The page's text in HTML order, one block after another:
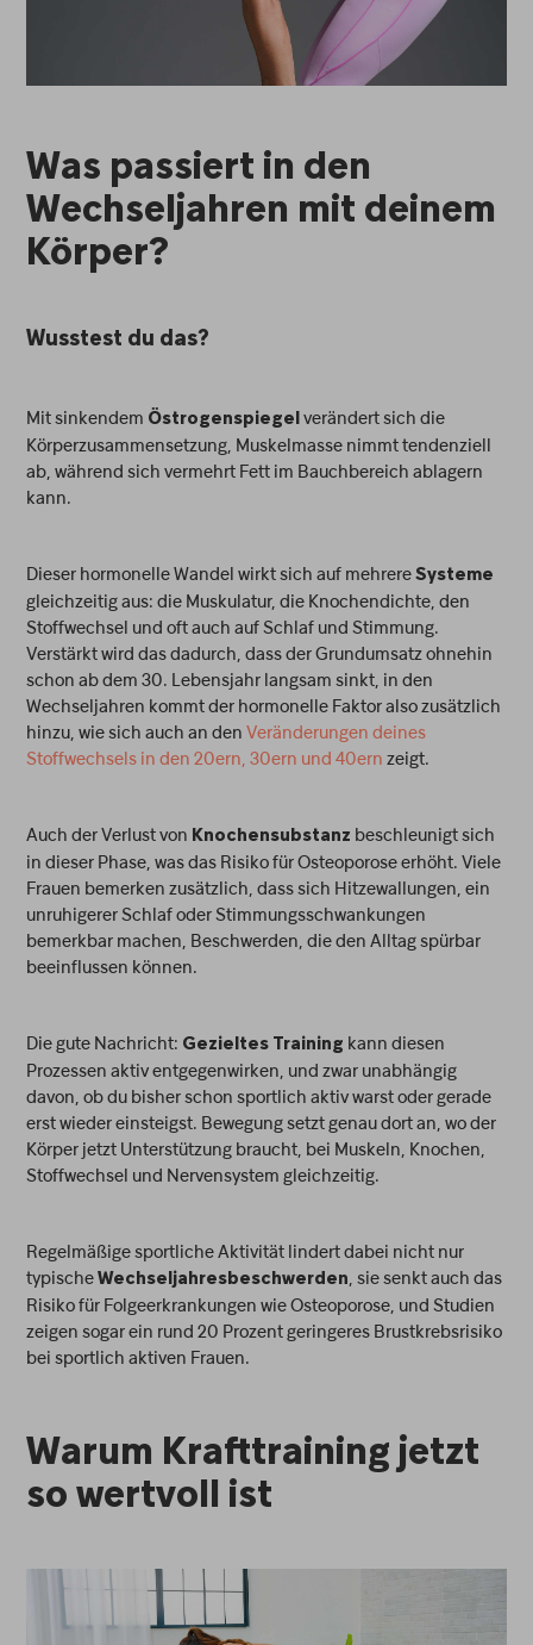
Was passiert in den
Wechseljahren mit deinem
Körper?
Wusstest du das?
Mit sinkendem Östrogenspiegel verändert sich die
Körperzusammensetzung, Muskelmasse nimmt tendenziell
ab, während sich vermehrt Fett im Bauchbereich ablagern
kann.
Dieser hormonelle Wandel wirkt sich auf mehrereSysteme
gleichzeitig aus: die Muskulatur, die Knochendichte, den
Stoffwechsel und oft auch auf Schlaf und Stimmung.
Verstärkt wird das dadurch, dass der Grundumsatz ohnehin
schon ab dem 30. Lebensjahr langsam sinkt, in den
Wechseljahren kommt der hormonelle Faktor also zusätzlich
hinzu, wie sich auch an denVeränderungen deines
Stoffwechsels in den 20ern, 30ern und 40ern zeigt.
Auch der Verlust von Knochensubstanz beschleunigt sich
in dieser Phase, was das Risiko für Osteoporose erhöht. Viele
Frauen bemerken zusätzlich, dass sich Hitzewallungen, ein
unruhigerer Schlaf oder Stimmungsschwankungen
bemerkbar machen, Beschwerden, die den Alltag spürbar
beeinflussen können.
Die gute Nachricht: Gezieltes Training kann diesen
Prozessen aktiv entgegenwirken, und zwar unabhängig
davon, ob du bisher schon sportlich aktiv warst oder gerade
erst wieder einsteigst. Bewegung setzt genau dort an, wo der
Körper jetzt Unterstützung braucht, bei Muskeln, Knochen,
Stoffwechsel und Nervensystem gleichzeitig.
Regelmäßige sportliche Aktivität lindert dabei nicht nur
typischeWechseljahresbeschwerden, sie senkt auch das
Risiko für Folgeerkrankungen wie Osteoporose, und Studien
zeigen sogar ein rund 20 Prozent geringeres Brustkrebsrisiko
bei sportlich aktiven Frauen.
Warum Krafttraining jetzt
so wertvoll ist